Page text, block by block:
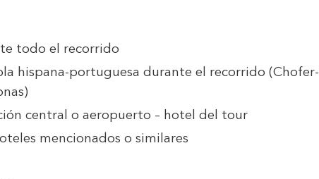
todo el recorrido
hispana-portuguesa durante el recorrido (Chofer-
central o aeropuerto – hotel del tour
mencionados o similares